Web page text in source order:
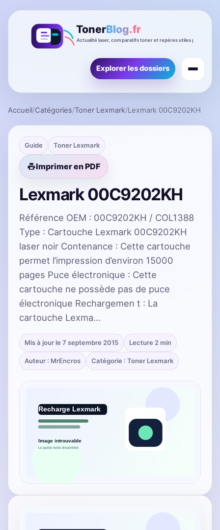
Explorer les dossiers
Accueil/Catégories/Toner Lexmark/Lexmark 00C9202KH
Guide Toner Lexmark
Imprimer en PDF
Lexmark 00C9202KH
Référence OEM : 00C9202KH / COL1388
Type : Cartouche Lexmark 00C9202KH
laser noir Contenance : Cette cartouche
permet l’impression d’environ 15000
pages Puce électronique : Cette
cartouche ne possède pas de puce
électronique Rechargemen t : La
cartouche Lexma…
Mis à jour le 7 septembre 2015 Lecture 2 min
Auteur : MrEncros Catégorie : Toner Lexmark